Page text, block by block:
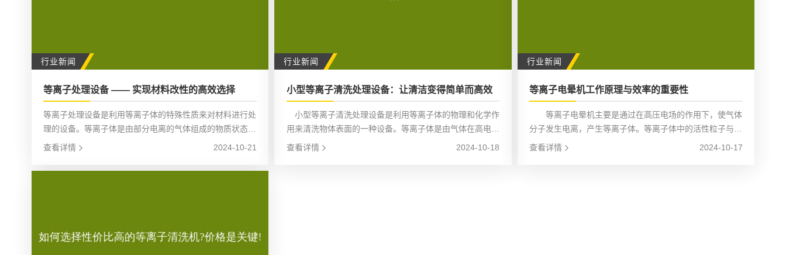
行业新闻
等离子处理设备 —— 实现材料改性的高效选择
等离子处理设备是利用等离子体的特殊性质来对材料进行处
理的设备。等离子体是由部分电离的气体组成的物质状态，
其中包含大量的电子、离子、自由基等活性粒子。这些活性
化学反应，从而实现材料改性。
查看详情 2024-10-21
行业新闻
小型等离子清洗处理设备：让清洁变得简单而高效
小型等离子清洗处理设备是利用等离子体的物理和化学作
用来清洗物体表面的一种设备。等离子体是由气体在高电场
作用下电离产生的，其中包含大量的电子、离子、自由基等
查看详情 2024-10-18
行业新闻
等离子电晕机工作原理与效率的重要性
等离子电晕机主要是通过在高压电场的作用下，使气体
分子发生电离，产生等离子体。等离子体中的活性粒子与材
料表面发生物理和化学反应，从而改变材料表面的性
查看详情 2024-10-17